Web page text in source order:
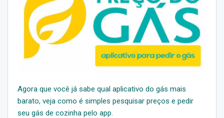
Agora que você já sabe qual aplicativo do gás mais
barato, veja como é simples pesquisar preços e pedir
seu gás de cozinha pelo app.